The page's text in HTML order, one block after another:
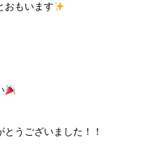
おもいます
うございました！！